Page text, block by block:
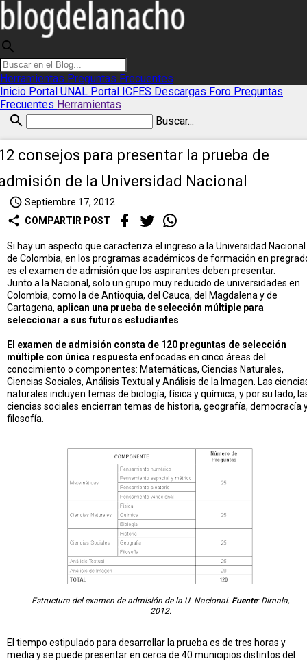
search
Herramientas Preguntas Frecuentes
Inicio Portal UNAL Portal ICFES Descargas Foro Preguntas
Frecuentes Herramientas
search Buscar...
consejos para presentar la prueba de
de la Universidad Nacional
access_time Septiembre 17, 2012
share COMPARTIR POST
Si hay un aspecto que caracteriza el ingreso a la Universidad Nacional
de Colombia, en los programas académicos de formación en
es el examen de admisión que los aspirantes deben presentar.
Junto a la Nacional, solo un grupo muy reducido de universidades en
Colombia, como la de Antioquia, del Cauca, del Magdalena y de
Cartagena, aplican una prueba de selección múltiple para
seleccionar a sus futuros estudiantes
El examen de admisión consta de 120 preguntas de selección
múltiple con única respuesta enfocadas en cinco áreas del
conocimiento o componentes: Matemáticas, Ciencias Naturales,
Ciencias Sociales, Análisis Textual y Análisis de la Imagen. Las
naturales incluyen temas de biología, física y química, y por su lado,
ciencias sociales encierran temas de historia, geografía, democracía
filosofía.
Estructura del examen de admisión de la U. Nacional. Fuente: Dirnala,
2012.
El tiempo estipulado para desarrollar la prueba es de tres horas y
media y se puede presentar en cerca de 40 municipios distintos del